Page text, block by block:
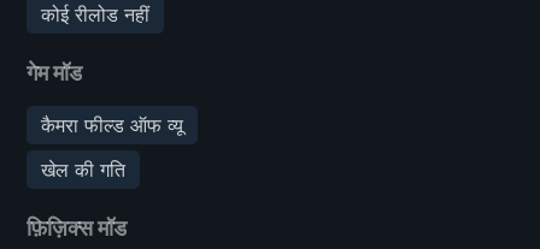
कोई रीलोड नहीं
गेम मॉड
कैमरा फील्ड ऑफ व्यू
खेल की गति
फ़िज़िक्स मॉड